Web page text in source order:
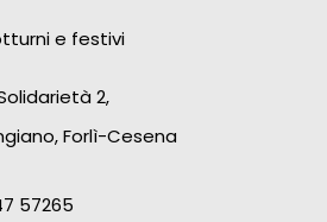
e festivi
2,
Forlì-Cesena
57265